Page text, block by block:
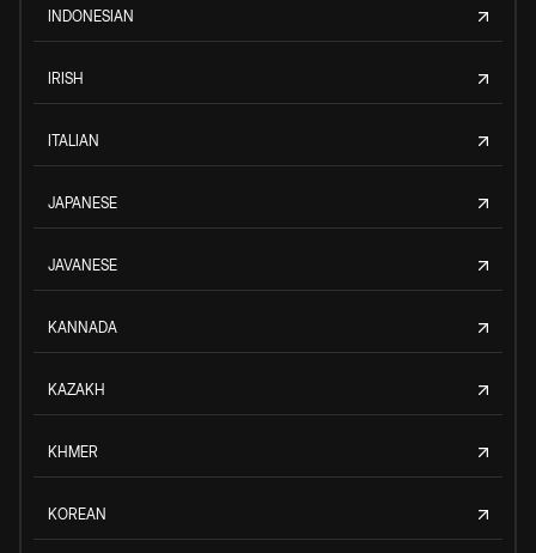
INDONESIAN
IRISH
ITALIAN
JAPANESE
JAVANESE
KANNADA
KAZAKH
KHMER
KOREAN